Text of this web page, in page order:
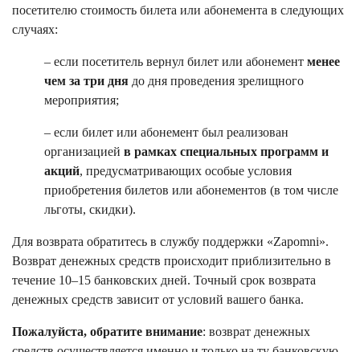
посетителю стоимость билета или абонемента в следующих
случаях:
– если посетитель вернул билет или абонемент менее
чем за три дня до дня проведения зрелищного
мероприятия;
– если билет или абонемент был реализован
организацией в рамках специальных программ и
акций, предусматривающих особые условия
приобретения билетов или абонементов (в том числе
льготы, скидки).
Для возврата обратитесь в службу поддержки «Zapomni».
Возврат денежных средств происходит приблизительно в
течение 10–15 банковских дней. Точный срок возврата
денежных средств зависит от условий вашего банка.
Пожалуйста, обратите внимание: возврат денежных